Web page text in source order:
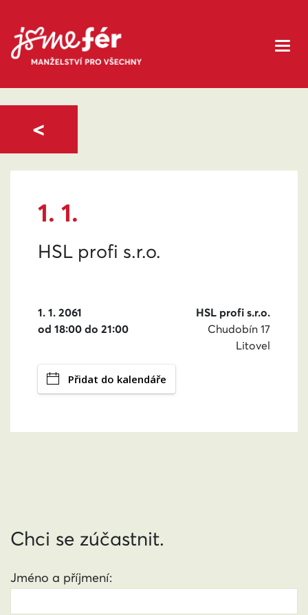
1. 1.
HSL profi s.r.o.
1. 1. 2061
od 18:00 do 21:00
HSL profi s.r.o.
Chudobín 17
Litovel
Přidat do kalendáře
<
Chci se zúčastnit.
Jméno a příjmení: